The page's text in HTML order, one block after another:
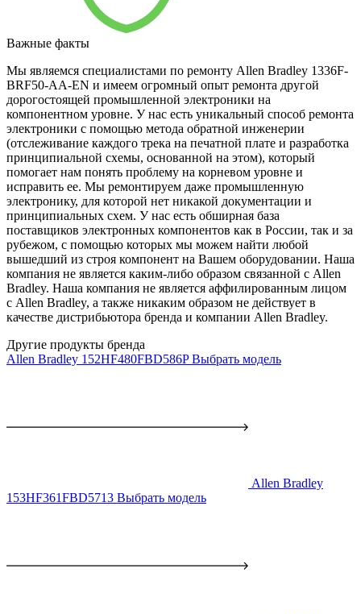
Важные факты
Мы являемся специалистами по ремонту Allen Bradley 1336F-
BRF50-AA-EN и имеем огромный опыт ремонта другой
дорогостоящей промышленной электроники на
компонентном уровне. У нас есть уникальный способ ремонта
электроники с помощью метода обратной инженерии
(отслеживание каждого трека на печатной плате и разработка
принципиальной схемы, основанной на этом), который
помогает нам понять проблему на корневом уровне и
исправить ее. Мы ремонтируем даже промышленную
электронику, для которой нет никакой документации и
принципиальных схем. У нас есть обширная база
поставщиков электронных компонентов как в России, так и за
рубежом, с помощью которых мы можем найти любой
вышедший из строя компонент на Вашем оборудовании. Наша
компания не является каким-либо образом связанной с Allen
Bradley. Наша компания не является аффилированным лицом
с Allen Bradley, а также никаким образом не действует в
качестве дистрибьютора бренда и компании Allen Bradley.
Другие продукты бренда
Allen Bradley 152HF480FBD586P Выбрать модель
Allen Bradley
153HF361FBD5713 Выбрать модель